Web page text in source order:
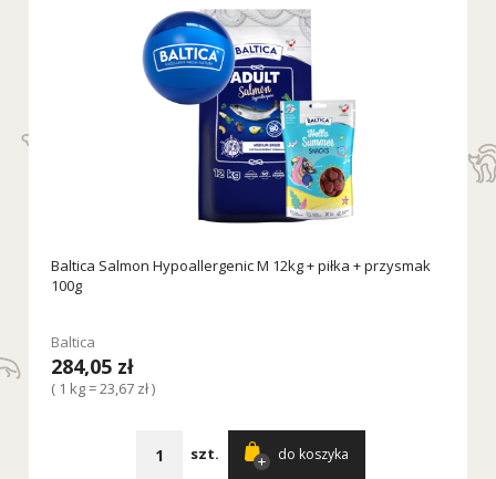
Baltica Salmon Hypoallergenic M 12kg + piłka + przysmak
100g
Baltica
284,05 zł
( 1 kg = 23,67 zł )
szt. do koszyka